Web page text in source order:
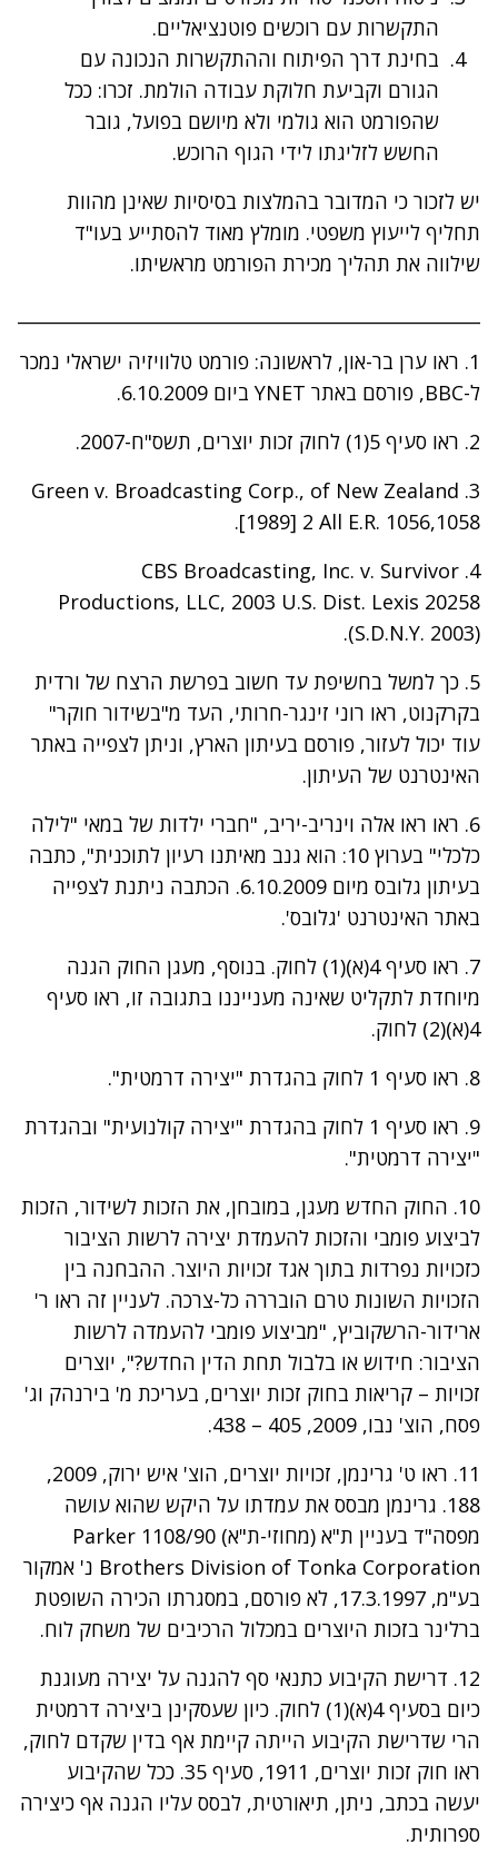
התקשרות עם רוכשים פוטנציאליים.
בחינת דרך הפיתוח וההתקשרות הנכונה עם
הגורם וקביעת חלוקת עבודה הולמת. זכרו: ככל
שהפורמט הוא גולמי ולא מיושם בפועל, גובר
החשש לזליגתו לידי הגוף הרוכש.
יש לזכור כי המדובר בהמלצות בסיסיות שאינן מהוות
תחליף לייעוץ משפטי. מומלץ מאוד להסתייע בעו"ד
שילווה את תהליך מכירת הפורמט מראשיתו.
1. ראו ערן בר-און, לראשונה: פורמט טלוויזיה ישראלי נמכר
ל-BBC, פורסם באתר YNET ביום 6.10.2009.
2. ראו סעיף 5(1) לחוק זכות יוצרים, תשס"ח-2007.
3. Green v. Broadcasting Corp., of New Zealand
[1989] 2 All E.R. 1056,1058.
4. CBS Broadcasting, Inc. v. Survivor
Productions, LLC, 2003 U.S. Dist. Lexis 20258
(S.D.N.Y. 2003).
5. כך למשל בחשיפת עד חשוב בפרשת הרצח של ורדית
בקרקנוט, ראו רוני זינגר-חרותי, העד מ"בשידור חוקר"
עוד יכול לעזור, פורסם בעיתון הארץ, וניתן לצפייה באתר
האינטרנט של העיתון.
6. ראו ראו אלה וינריב-יריב, "חברי ילדות של במאי "לילה
כלכלי" בערוץ 10: הוא גנב מאיתנו רעיון לתוכנית", כתבה
בעיתון גלובס מיום 6.10.2009. הכתבה ניתנת לצפייה
באתר האינטרנט 'גלובס'.
7. ראו סעיף 4(א)(1) לחוק. בנוסף, מעגן החוק הגנה
מיוחדת לתקליט שאינה מענייננו בתגובה זו, ראו סעיף
4(א)(2) לחוק.
8. ראו סעיף 1 לחוק בהגדרת "יצירה דרמטית".
9. ראו סעיף 1 לחוק בהגדרת "יצירה קולנועית" ובהגדרת
"יצירה דרמטית".
10. החוק החדש מעגן, במובחן, את הזכות לשידור, הזכות
לביצוע פומבי והזכות להעמדת יצירה לרשות הציבור
כזכויות נפרדות בתוך אגד זכויות היוצר. ההבחנה בין
הזכויות השונות טרם הובררה כל-צרכה. לעניין זה ראו ר'
ארידור-הרשקוביץ, "מביצוע פומבי להעמדה לרשות
הציבור: חידוש או בלבול תחת הדין החדש?", יוצרים
זכויות – קריאות בחוק זכות יוצרים, בעריכת מ' בירנהק וג'
פסח, הוצ' נבו, 2009, 405 – 438.
11. ראו ט' גרינמן, זכויות יוצרים, הוצ' איש ירוק, 2009,
188. גרינמן מבסס את עמדתו על היקש שהוא עושה
מפסה"ד בעניין ת"א (מחוזי-ת"א) 1108/90 Parker
Brothers Division of Tonka Corporation נ' אמקור
בע"מ, 17.3.1997, לא פורסם, במסגרתו הכירה השופטת
ברלינר בזכות היוצרים במכלול הרכיבים של משחק לוח.
12. דרישת הקיבוע כתנאי סף להגנה על יצירה מעוגנת
כיום בסעיף 4(א)(1) לחוק. כיון שעסקינן ביצירה דרמטית
הרי שדרישת הקיבוע הייתה קיימת אף בדין שקדם לחוק,
ראו חוק זכות יוצרים, 1911, סעיף 35. ככל שהקיבוע
יעשה בכתב, ניתן, תיאורטית, לבסס עליו הגנה אף כיצירה
ספרותית.